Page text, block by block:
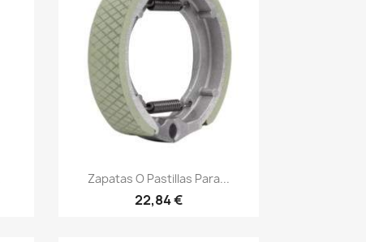
Vista rápida
Zapatas O Pastillas Para...
22,84 €